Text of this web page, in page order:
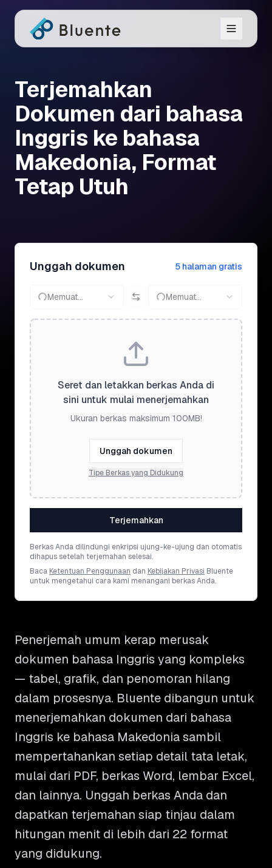
Terjemahkan
Dokumen dari bahasa
Inggris ke bahasa
Makedonia, Format
Tetap Utuh
Unggah dokumen 5 halaman gratis
Memuat... Memuat...
Seret dan letakkan berkas Anda di
sini untuk mulai menerjemahkan
Ukuran berkas maksimum 100MB!
Unggah dokumen
Tipe Berkas yang Didukung
Terjemahkan
Berkas Anda dilindungi enkripsi ujung-ke-ujung dan otomatis
dihapus setelah terjemahan selesai.
Baca Ketentuan Penggunaan dan Kebijakan Privasi Bluente
untuk mengetahui cara kami menangani berkas Anda.
Penerjemah umum kerap merusak
dokumen bahasa Inggris yang kompleks
— tabel, grafik, dan penomoran hilang
dalam prosesnya. Bluente dibangun untuk
menerjemahkan dokumen dari bahasa
Inggris ke bahasa Makedonia sambil
mempertahankan setiap detail tata letak,
mulai dari PDF, berkas Word, lembar Excel,
dan lainnya. Unggah berkas Anda dan
dapatkan terjemahan siap tinjau dalam
hitungan menit di lebih dari 22 format
yang didukung.